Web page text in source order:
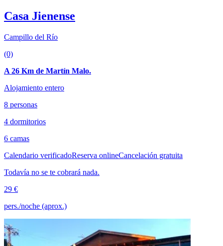
Casa Jienense
Campillo del Río
(0)
A 26 Km de Martín Malo.
Alojamiento entero
8 personas
4 dormitorios
6 camas
Calendario verificadoReserva onlineCancelación gratuita
Todavía no se te cobrará nada.
29 €
pers./noche (aprox.)